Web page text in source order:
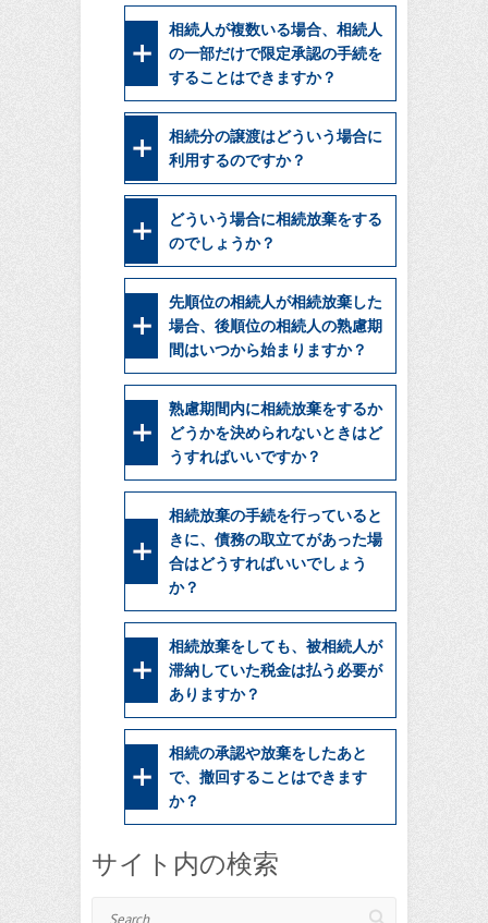
相続人が複数いる場合、相続人
の一部だけで限定承認の手続を
することはできますか？
相続分の譲渡はどういう場合に
利用するのですか？
どういう場合に相続放棄をする
のでしょうか？
先順位の相続人が相続放棄した
場合、後順位の相続人の熟慮期
間はいつから始まりますか？
熟慮期間内に相続放棄をするか
どうかを決められないときはど
うすればいいですか？
相続放棄の手続を行っていると
きに、債務の取立てがあった場
合はどうすればいいでしょう
か？
相続放棄をしても、被相続人が
滞納していた税金は払う必要が
ありますか？
相続の承認や放棄をしたあと
で、撤回することはできます
か？
サイト内の検索